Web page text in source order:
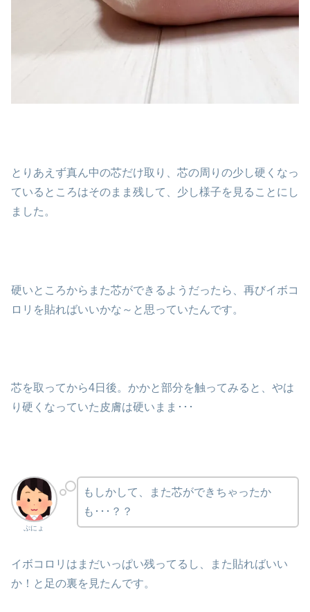
とりあえず真ん中の芯だけ取り、芯の周りの少し硬くなっ
ているところはそのまま残して、少し様子を見ることにし
ました。
硬いところからまた芯ができるようだったら、再びイボコ
ロリを貼ればいいかな～と思っていたんです。
芯を取ってから4日後。かかと部分を触ってみると、やは
り硬くなっていた皮膚は硬いまま･･･
ぷにょ
もしかして、また芯ができちゃったか
も･･･？？
イボコロリはまだいっぱい残ってるし、また貼ればいい
か！と足の裏を見たんです。